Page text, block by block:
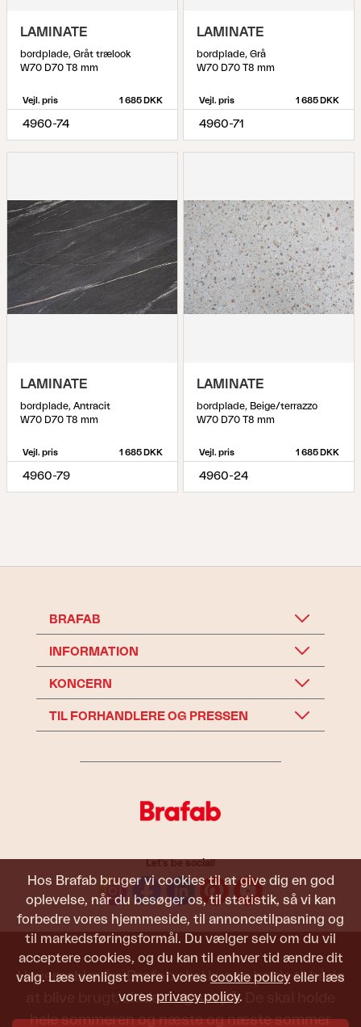
Hos Brafab bruger vi cookies til at give dig en god
oplevelse, når du besøger os, til statistik, så vi kan
forbedre vores hjemmeside, til annoncetilpasning og
til markedsføringsformål. Du vælger selv om du vil
acceptere cookies, og du kan til enhver tid ændre dit
valg. Læs venligst mere i vores cookie policy eller læs
vores privacy policy.
LAMINATE
bordplade, Gråt trælook
W70 D70 T8 mm
Vejl. pris 1 685 DKK
4960-74
LAMINATE
bordplade, Grå
W70 D70 T8 mm
Vejl. pris 1 685 DKK
4960-71
LAMINATE
bordplade, Antracit
W70 D70 T8 mm
Vejl. pris 1 685 DKK
4960-79
LAMINATE
bordplade, Beige/terrazzo
W70 D70 T8 mm
Vejl. pris 1 685 DKK
4960-24
BRAFAB
INFORMATION
KONCERN
TIL FORHANDLERE OG PRESSEN
Let's be social!
Havemøbler fra Brafab skal kunne holde til både
at blive brugt, siddet i og set på. De skal holde
hele sommeren og næste og næste sommer